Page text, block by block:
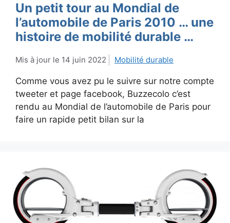
Un petit tour au Mondial de
l’automobile de Paris 2010 … une
histoire de mobilité durable …
14 juin 2022 Mobilité durable
Comme vous avez pu le suivre sur notre compte
tweeter et page facebook, Buzzecolo c’est
rendu au Mondial de l’automobile de Paris pour
faire un rapide petit bilan sur la